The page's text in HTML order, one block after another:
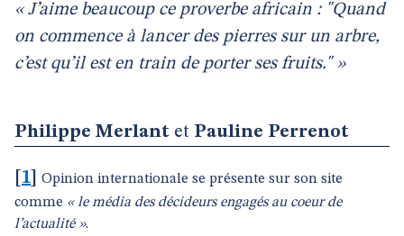
« J’aime beaucoup ce proverbe africain : "Quand
on commence à lancer des pierres sur un arbre,
c’est qu’il est en train de porter ses fruits." »
Philippe Merlant et Pauline Perrenot
1
Opinion internationale se présente sur son site
comme « le média des décideurs engagés au coeur de
l’actualité ».